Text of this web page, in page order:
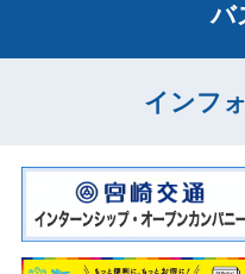
バ
インフ